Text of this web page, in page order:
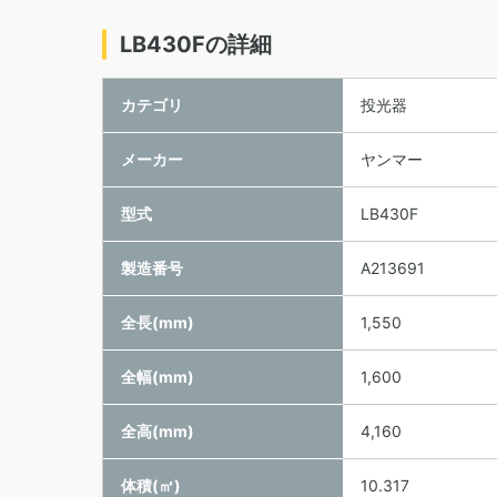
LB430Fの詳細
カテゴリ 投光器
メーカー ヤンマー
型式 LB430F
製造番号 A213691
全長(mm) 1,550
全幅(mm) 1,600
全高(mm) 4,160
体積(㎥) 10.317